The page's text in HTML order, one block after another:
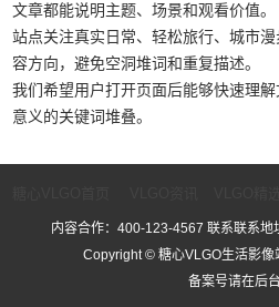
文章都能说明主题、场景和观看价值。
站点关注真实日常、轻松旅行、城市
容方向，避免空洞堆词和重复描述。
我们希望用户打开页面后能够快速理
意义的关键词堆叠。
内容合作：400-123-4567 联系联系地
Copyright © 糖心VLGO生活影像
备案号请在后